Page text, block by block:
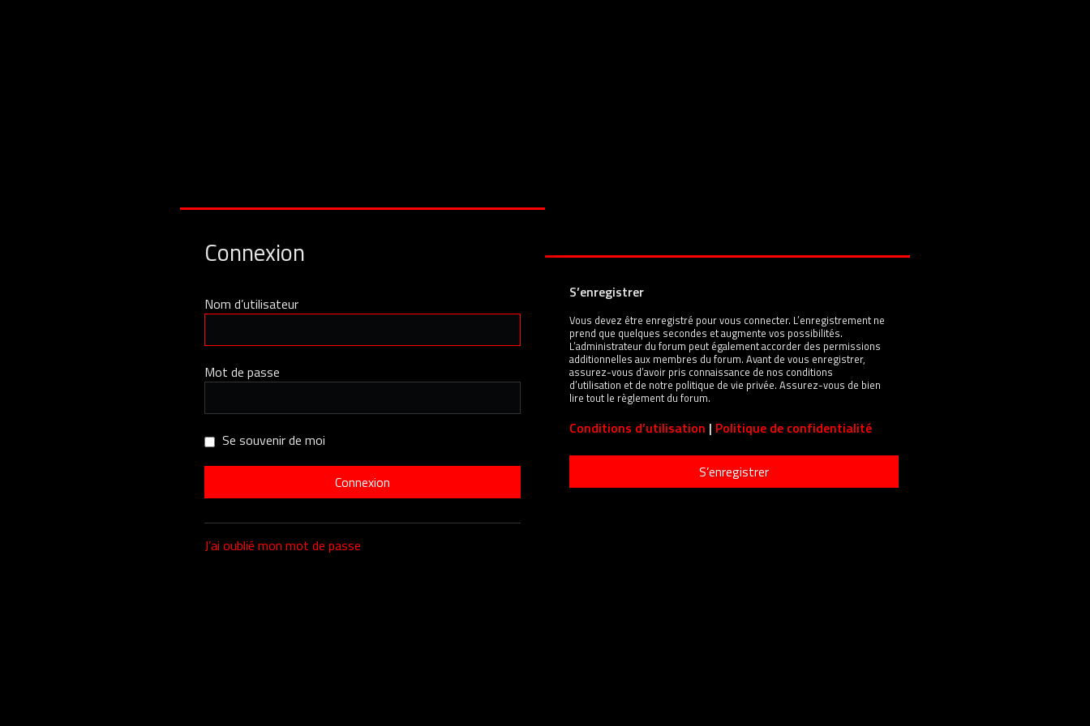
Connexion
Nom d’utilisateur
Mot de passe
Se souvenir de moi
J’ai oublié mon mot de passe
S’enregistrer
Vous devez être enregistré pour vous connecter. L’enregistrement ne
prend que quelques secondes et augmente vos possibilités.
L’administrateur du forum peut également accorder des permissions
additionnelles aux membres du forum. Avant de vous enregistrer,
assurez-vous d’avoir pris connaissance de nos conditions
d’utilisation et de notre politique de vie privée. Assurez-vous de bien
lire tout le règlement du forum.
Conditions d’utilisation | Politique de confidentialité
S’enregistrer